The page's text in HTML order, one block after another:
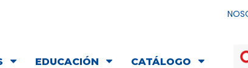
EDUCACIÓN CATÁLOGO